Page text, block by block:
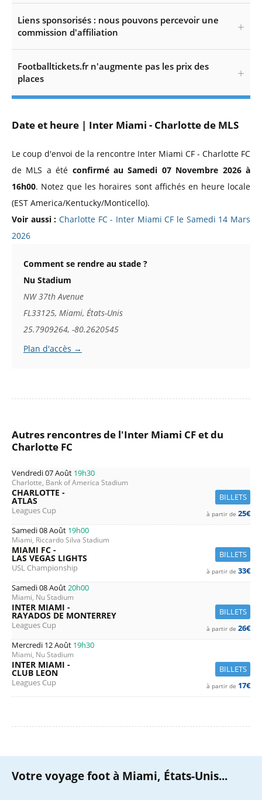
Liens sponsorisés : nous pouvons percevoir une
commission d'affiliation
Footballtickets.fr n'augmente pas les prix des
places
Date et heure | Inter Miami - Charlotte de MLS
Le coup d'envoi de la rencontre Inter Miami CF - Charlotte FC
de MLS a été confirmé au Samedi 07 Novembre 2026 à
16h00. Notez que les horaires sont affichés en heure locale
(EST America/Kentucky/Monticello).
Voir aussi : Charlotte FC - Inter Miami CF le Samedi 14 Mars
2026
Comment se rendre au stade ?
Nu Stadium
NW 37th Avenue
FL33125, Miami, États-Unis
25.7909264, -80.2620545
Plan d'accès →
Autres rencontres de l'Inter Miami CF et du
Charlotte FC
Vendredi 07 Août 19h30
Charlotte, Bank of America Stadium
BILLETS
CHARLOTTE -
ATLAS
Leagues Cup à partir de 25€
Samedi 08 Août 19h00
Miami, Riccardo Silva Stadium
BILLETS
MIAMI FC -
LAS VEGAS LIGHTS
USL Championship à partir de 33€
Samedi 08 Août20h00
Miami, Nu Stadium
BILLETS
INTER MIAMI -
RAYADOS DE MONTERREY
Leagues Cup à partir de 26€
Mercredi 12 Août 19h30
Miami, Nu Stadium
BILLETS
INTER MIAMI -
CLUB LEON
Leagues Cup à partir de 17€
Votre voyage foot à Miami, États-Unis...